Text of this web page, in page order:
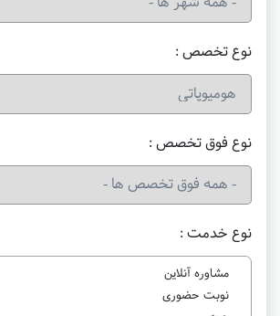
نوع خدمت :
مشاوره آنلاین
نوبت حضوری
نوع تخصص :
نوع فوق تخصص :